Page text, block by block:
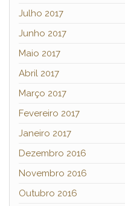
Julho 2017
Junho 2017
Maio 2017
Abril 2017
Março 2017
Fevereiro 2017
Janeiro 2017
Dezembro 2016
Novembro 2016
Outubro 2016